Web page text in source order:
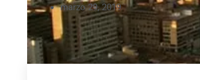
marzo 29, 2019